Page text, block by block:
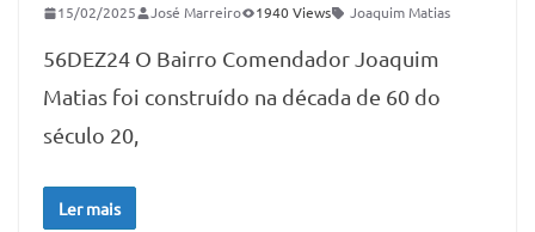
15/02/2025 José Marreiro 1940 Views Joaquim Matias
56DEZ24 O Bairro Comendador Joaquim
Matias foi construído na década de 60 do
século 20,
Ler mais